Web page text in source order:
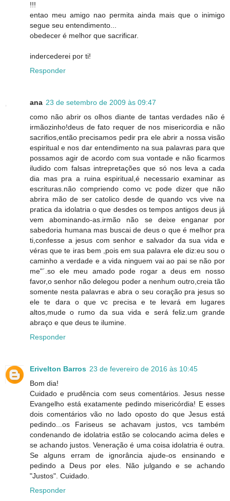
!!!
entao meu amigo nao permita ainda mais que o inimigo
segue seu entendimento...
obedecer é melhor que sacrificar.
indercederei por ti!
Responder
ana 23 de setembro de 2009 às 09:47
como não abrir os olhos diante de tantas verdades não é
irmãozinho!deus de fato requer de nos misericordia e não
sacrifios,então precisamos pedir pra ele abrir a nossa visão
espiritual e nos dar entendimento na sua palavras para que
possamos agir de acordo com sua vontade e não ficarmos
iludido com falsas intrepretações que só nos leva a cada
dia mas pra a ruina espiritual,é necessario examinar as
escrituras.não compriendo como vc pode dizer que não
abrira mão de ser catolico desde de quando vcs vive na
pratica da idolatria o que desdes os tempos antigos deus já
vem abominando-as.irmão não se deixe enganar por
sabedoria humana mas buscai de deus o que é melhor pra
ti,confesse a jesus com senhor e salvador da sua vida e
véras que te iras bem ,pois em sua palavra ele diz:eu sou o
caminho a verdade e a vida ninguem vai ao pai se não por
me"´.so ele meu amado pode rogar a deus em nosso
favor,o senhor não delegou poder a nenhum outro,creia tão
somente nesta palavras e abra o seu coração pra jesus so
ele te dara o que vc precisa e te levará em lugares
altos,mude o rumo da sua vida e será feliz.um grande
abraço e que deus te ilumine.
Responder
Erivelton Barros 23 de fevereiro de 2016 às 10:45
Bom dia!
Cuidado e prudência com seus comentários. Jesus nesse
Evangelho está exatamente pedindo misericórdia! E esses
dois comentários vão no lado oposto do que Jesus está
pedindo...os Fariseus se achavam justos, vcs também
condenando de idolatria estão se colocando acima deles e
se achando justos. Veneração é uma coisa idolatria é outra.
Se alguns erram de ignorância ajude-os ensinando e
pedindo a Deus por eles. Não julgando e se achando
"Justos". Cuidado.
Responder